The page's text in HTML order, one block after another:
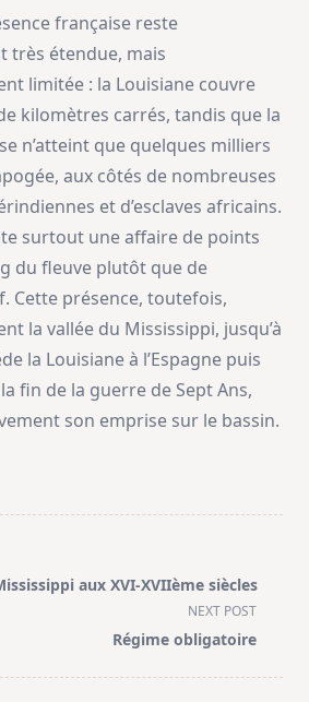
française reste
très étendue, mais
limitée : la Louisiane couvre
kilomètres carrés, tandis que la
n’atteint que quelques milliers
aux côtés de nombreuses
et d’esclaves africains.
surtout une affaire de points
du fleuve plutôt que de
Cette présence, toutefois,
la vallée du Mississippi, jusqu’à
la Louisiane à l’Espagne puis
fin de la guerre de Sept Ans,
son emprise sur le bassin.
aux XVI-XVIIème siècles
NEXT POST
Régime obligatoire